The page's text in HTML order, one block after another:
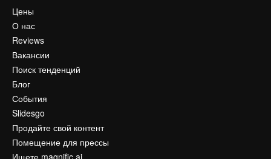
Цены
О нас
Reviews
Вакансии
Поиск тенденций
Блог
События
Slidesgo
Продайте свой контент
Помещение для прессы